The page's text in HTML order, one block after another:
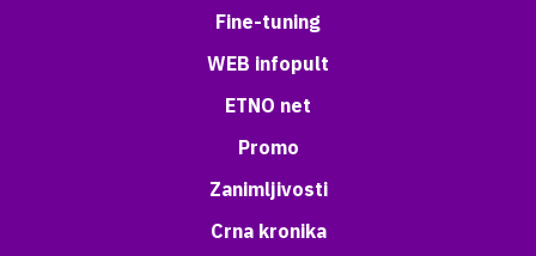
Fine-tuning
WEB infopult
ETNO net
Promo
Zanimljivosti
Crna kronika